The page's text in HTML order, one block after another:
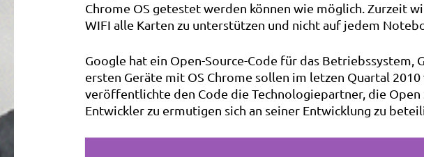
Chrome OS getestet werden können wie möglich. Zurzeit
WIFI alle Karten zu unterstützen und nicht auf jedem
Google hat ein Open-Source-Code für das Betriebssystem,
ersten Geräte mit OS Chrome sollen im letzen Quartal
veröffentlichte den Code die Technologiepartner, die
Entwickler zu ermutigen sich an seiner Entwicklung zu